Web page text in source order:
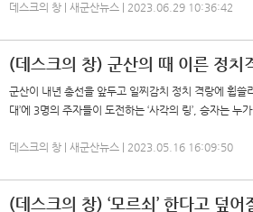
데스크의 창 | 새군산뉴스 | 2023.06.29 10:36:42
(데스크의 창) 군산의 때 이른 정치
군산이 내년 총선을 앞두고 일찌감치 정치 격랑에 휩쓸
대’에 3명의 주자들이 도전하는 ‘사각의 링’, 승자는 누
데스크의 창 | 새군산뉴스 | 2023.05.16 16:09:50
(데스크의 창) ‘모르쇠’ 한다고 덮어